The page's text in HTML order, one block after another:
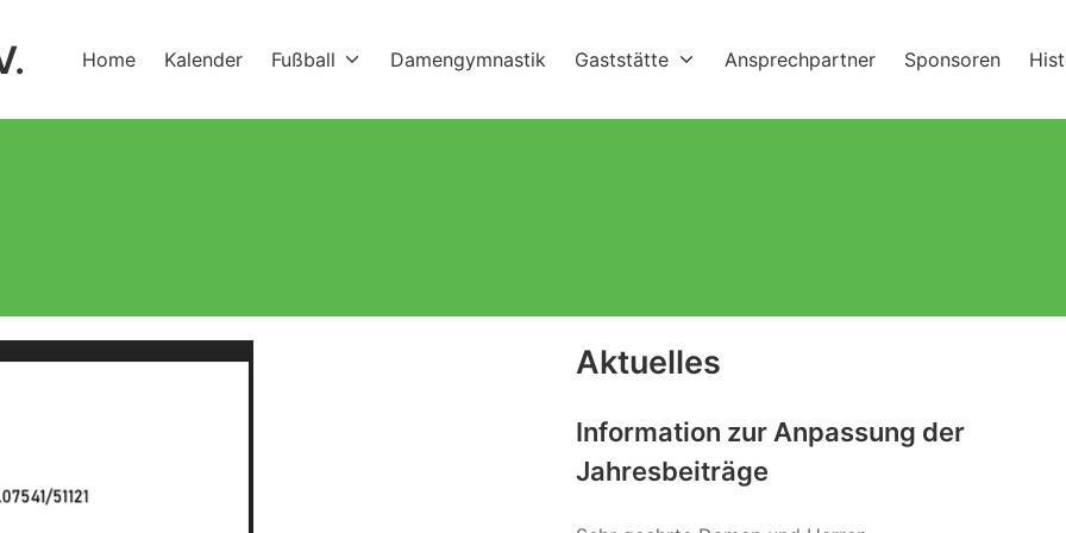
Home Kalender Fußball Damengymnastik Gaststätte Ansprechpartner Sponsoren
Aktuelles
Information zur Anpassung der
Jahresbeiträge